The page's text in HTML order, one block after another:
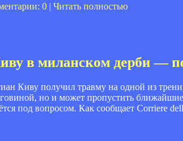
0 | Читать полностью
в миланском дерби —
Киву получил травму на одной из
но и может пропустить
под вопросом. Как сообщает Corriere